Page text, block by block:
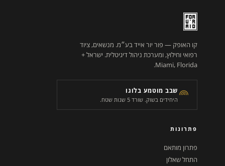
קו האופק — פור יור אייד בע״מ. מנשאים, ציוד
רפואי וחילוץ, ומערכת ניהול דיגיטלית. ישראל +
Miami, Florida.
שבב מוטמע בלוגו
היחידים בשוק. שורד 5 שנות שטח.
פתרונות
פתרון מותאם
התחל שאלון